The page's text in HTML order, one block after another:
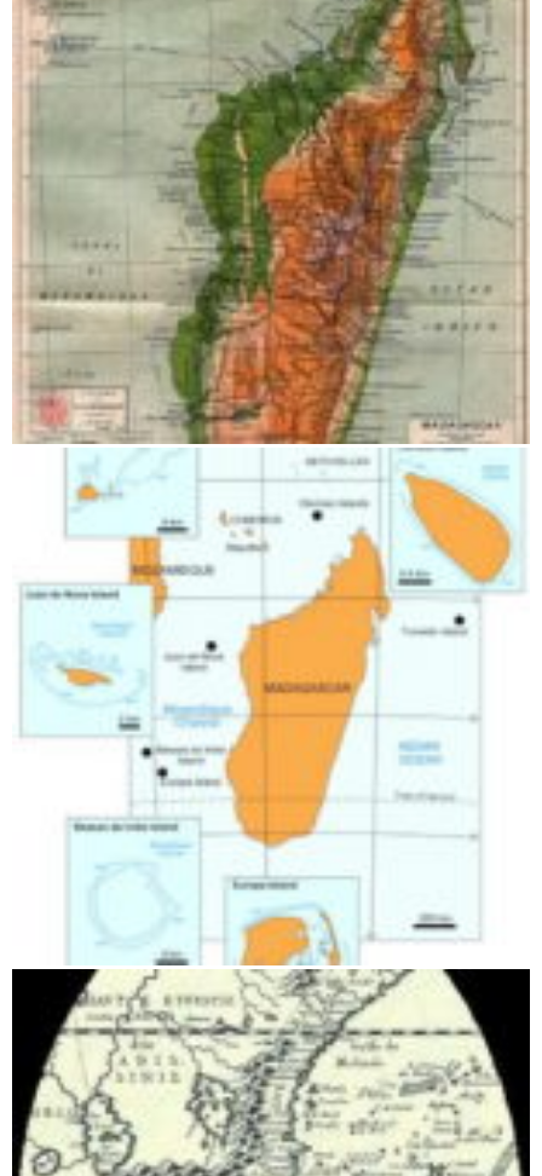
Les Iles éparses und die Insel Madagaskar